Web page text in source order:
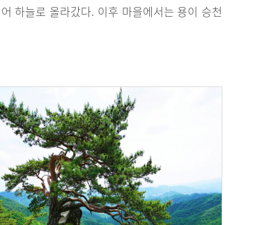
하늘로 올라갔다. 이후 마을에서는 용이 승천